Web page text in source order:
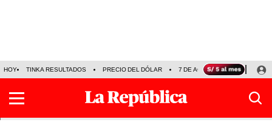
HOY TINKA RESULTADOS PRECIO DEL DÓLAR 7 DE AGOSTO OLLANTA